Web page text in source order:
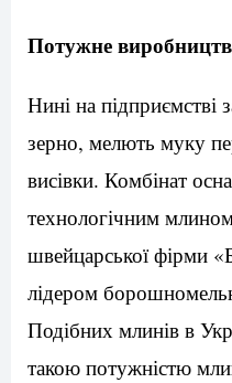
Потужне
Нині на
зерно, мелють муку
висівки. Комбінат
технологічним
швейцарської фірми
лідером
Подібних млинів в
такою потужністю